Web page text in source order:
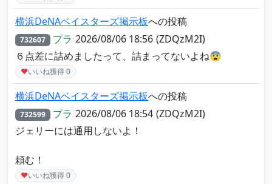
横浜DeNAベイスターズ掲示板への投稿
732607 プラ 2026/08/06 18:56 (ZDQzM2I)
６点差に詰めましたって、詰まってないよね😨
♥いいね獲得0
横浜DeNAベイスターズ掲示板への投稿
732599 プラ 2026/08/06 18:54 (ZDQzM2I)
ジェリーには通用しないよ！
頼む！
♥いいね獲得0